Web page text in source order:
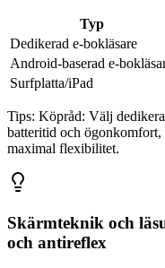
Typ
Dedikerad e-bokläsare
Android-baserad e-
Surfplatta/iPad
Tips: Köpråd: Välj
batteritid och
maximal flexibilitet.
Skärmteknik och
och antireflex